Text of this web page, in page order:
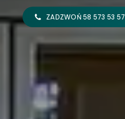
ZADZWOŃ 58 573 53 57